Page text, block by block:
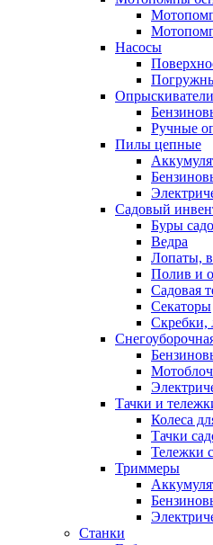
Насосы
Ручные
Пилы цепные
Садовый
Буры
Ведра
Лопаты,
Полив и
Садовая
Секаторы
Скребки,
Тачки и
Колеса
Тачки
Тележки
Триммеры
Станки